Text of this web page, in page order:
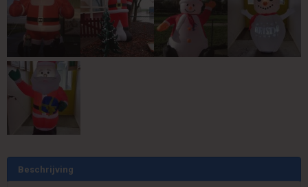
Beschrijving